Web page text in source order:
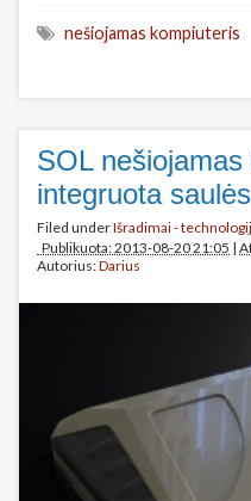
nešiojamas kompiuteris
SOL
integruota
Filed underIšradimai -
Publikuota: 2013-08-20 21:05 |
Autorius:Darius